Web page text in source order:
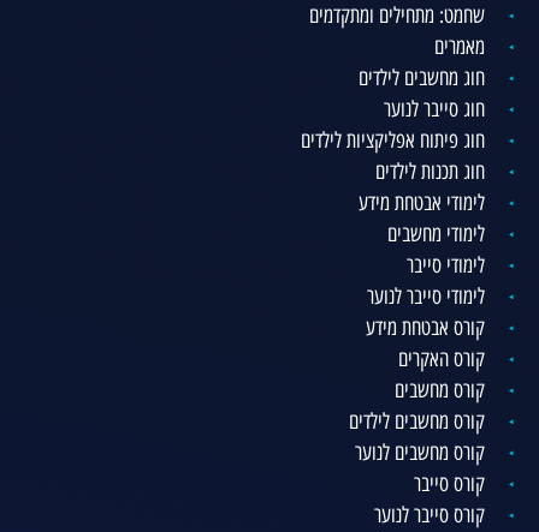
שחמט: מתחילים ומתקדמים
מאמרים
חוג מחשבים לילדים
חוג סייבר לנוער
חוג פיתוח אפליקציות לילדים
חוג תכנות לילדים
לימודי אבטחת מידע
לימודי מחשבים
לימודי סייבר
לימודי סייבר לנוער
קורס אבטחת מידע
קורס האקרים
קורס מחשבים
קורס מחשבים לילדים
קורס מחשבים לנוער
קורס סייבר
קורס סייבר לנוער